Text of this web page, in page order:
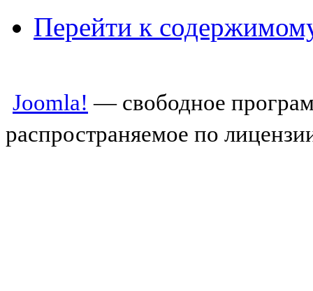
Перейти к
Joomla! — свободное
распространяемое по